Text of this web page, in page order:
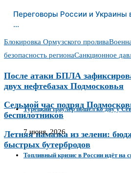
Переговоры России и Украины
…
Блокировка Ормузского пролива
безопасность регионаСанкционное
После атаки БПЛА
двух нефтебазах Подмосковья
Седьмой час подряд
беспилотников
Летняя намазка из зелени:
быстрых бутербродов
Турецкий траулер пошёл ко дну у
7 июня, 2026
Топливный кризис в России идёт на